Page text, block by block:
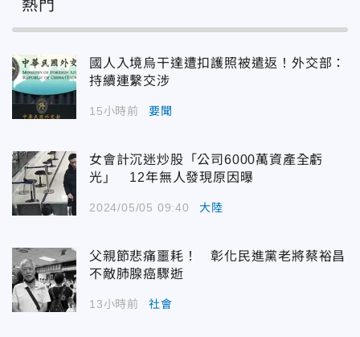
熱門
國人入境烏干達遭扣護照被遣返！外交部：
持續連繫交涉
15小時前 要聞
女會計沉迷炒股「公司6000萬資產全虧
光」 12年無人發現原因曝
2024/05/05 09:40 大陸
父親節悲痛噩耗！ 彰化民進黨老將蔡裕昌
不敵肺腺癌驟逝
13小時前 社會